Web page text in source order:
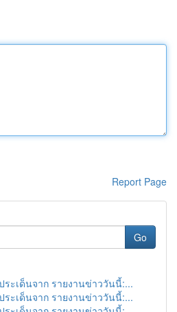
Report Page
Go
ะเด็นจาก รายงานข่าววันนี้:...
ะเด็นจาก รายงานข่าววันนี้:...